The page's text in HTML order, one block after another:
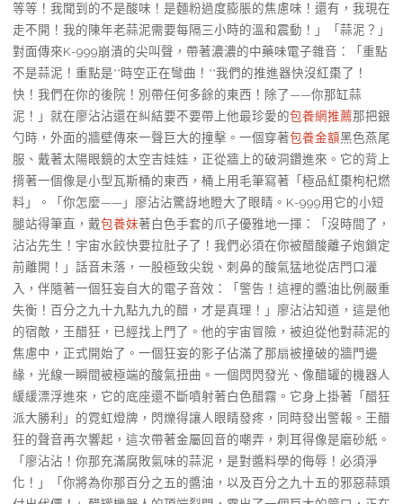
等等！我聞到的不是酸味！是麵粉過度膨脹的焦慮味！還有，我現在
走不開！我的陳年老蒜泥需要每隔三小時的溫和震動！」「蒜泥？」
對面傳來K-999崩潰的尖叫聲，帶著濃濃的中藥味電子雜音：「重點
不是蒜泥！重點是**時空正在彎曲！**我們的推進器快沒紅棗了！
快！我們在你的後院！別帶任何多餘的東西！除了——你那缸蒜
泥！」就在廖沾沾還在糾結要不要帶上他最珍愛的包養網推薦那把銀
勺時，外面的牆壁傳來一聲巨大的撞擊。一個穿著包養金額黑色燕尾
服、戴著太陽眼鏡的太空吉娃娃，正從牆上的破洞鑽進來。它的背上
揹著一個像是小型瓦斯桶的東西，桶上用毛筆寫著「極品紅棗枸杞燃
料」。「你怎麼——」廖沾沾驚訝地瞪大了眼睛。K-999用它的小短
腿站得筆直，戴包養妹著白色手套的爪子優雅地一揮：「沒時間了，
沾沾先生！宇宙水餃快要拉肚子了！我們必須在你被醋酸離子炮鎖定
前離開！」話音未落，一股極致尖銳、刺鼻的酸氣猛地從店門口灌
入，伴隨著一個狂妄自大的電子音效：「警告！這裡的醬油比例嚴重
失衡！百分之九十九點九九的醋，才是真理！」廖沾沾知道，這是他
的宿敵，王醋狂，已經找上門了。他的宇宙冒險，被迫從他對蒜泥的
焦慮中，正式開始了。一個狂妄的影子佔滿了那扇被撞破的牆門邊
緣，光線一瞬間被極端的酸氣扭曲。一個閃閃發光、像醋罐的機器人
緩緩漂浮進來，它的底座還不斷噴射著白色醋霧。它身上掛著「醋狂
派大勝利」的霓虹燈牌，閃爍得讓人眼睛發疼，同時發出警報。王醋
狂的聲音再次響起，這次帶著金屬回音的嘲弄，刺耳得像是磨砂紙。
「廖沾沾！你那充滿腐敗氣味的蒜泥，是對醬料學的侮辱！必須淨
化！」「你將為你那百分之五的醬油，以及百分之九十五的邪惡蒜頭